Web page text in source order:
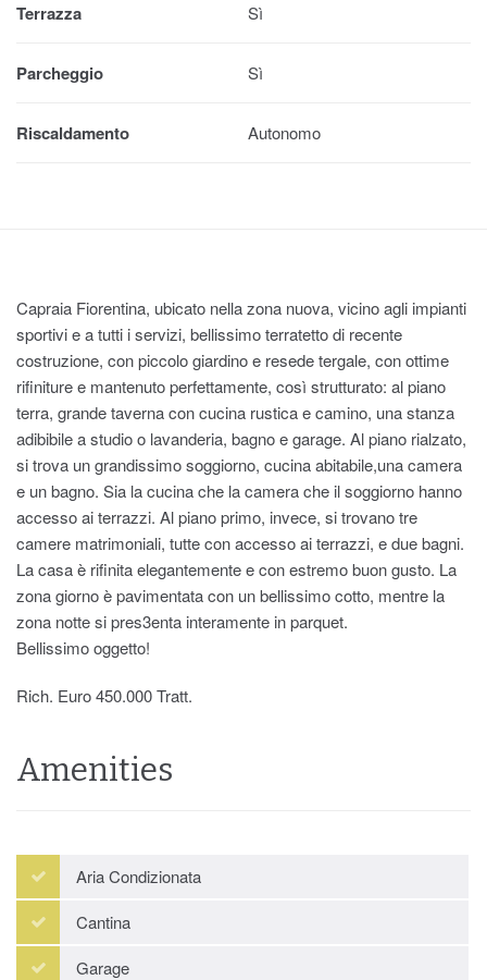
Terrazza Sì
Parcheggio Sì
Riscaldamento Autonomo
Capraia Fiorentina, ubicato nella zona nuova, vicino agli impianti
sportivi e a tutti i servizi, bellissimo terratetto di recente
costruzione, con piccolo giardino e resede tergale, con ottime
rifiniture e mantenuto perfettamente, così strutturato: al piano
terra, grande taverna con cucina rustica e camino, una stanza
adibibile a studio o lavanderia, bagno e garage. Al piano rialzato,
si trova un grandissimo soggiorno, cucina abitabile,una camera
e un bagno. Sia la cucina che la camera che il soggiorno hanno
accesso ai terrazzi. Al piano primo, invece, si trovano tre
camere matrimoniali, tutte con accesso ai terrazzi, e due bagni.
La casa è rifinita elegantemente e con estremo buon gusto. La
zona giorno è pavimentata con un bellissimo cotto, mentre la
zona notte si pres3enta interamente in parquet.
Bellissimo oggetto!
Rich. Euro 450.000 Tratt.
Amenities
Aria Condizionata
Cantina
Garage